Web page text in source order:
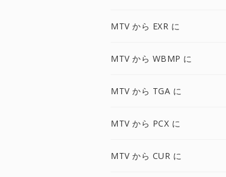
MTV から EXR に
MTV から WBMP に
MTV から TGA に
MTV から PCX に
MTV から CUR に